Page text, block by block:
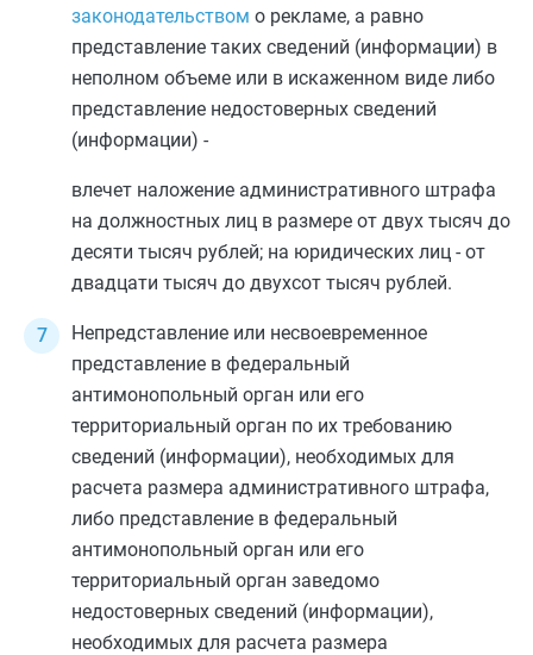
законодательством о рекламе, а равно
представление таких сведений (информации) в
неполном объеме или в искаженном виде либо
представление недостоверных сведений
(информации) -
влечет наложение административного штрафа
на должностных лиц в размере от двух тысяч до
десяти тысяч рублей; на юридических лиц - от
двадцати тысяч до двухсот тысяч рублей.
Непредставление или несвоевременное
представление в федеральный
антимонопольный орган или его
территориальный орган по их требованию
сведений (информации), необходимых для
расчета размера административного штрафа,
либо представление в федеральный
антимонопольный орган или его
территориальный орган заведомо
недостоверных сведений (информации),
необходимых для расчета размера